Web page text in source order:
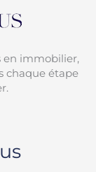
en immobilier,
chaque étape